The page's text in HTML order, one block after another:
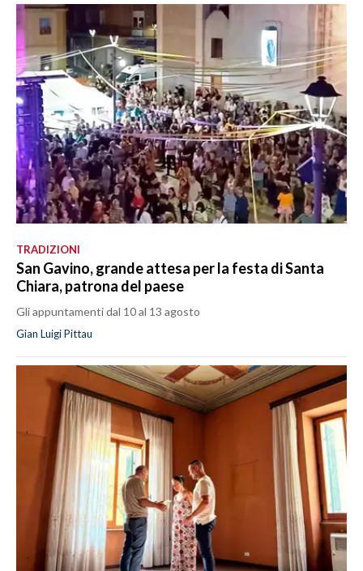
TRADIZIONI
San Gavino, grande attesa per la festa di Santa
Chiara, patrona del paese
Gli appuntamenti dal 10 al 13 agosto
Gian Luigi Pittau